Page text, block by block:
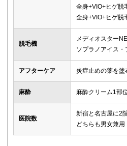
全身+VIO+ヒゲ脱
全身+VIO+ヒゲ脱
脱毛機
メディオスター
ソプラノアイス
アフターケア 炎症止めの薬を塗
麻酔 麻酔クリーム1部
医院数
新宿と名古屋に2
どちらも男女兼用